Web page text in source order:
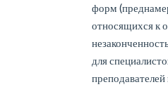
форм
относящихся к
для